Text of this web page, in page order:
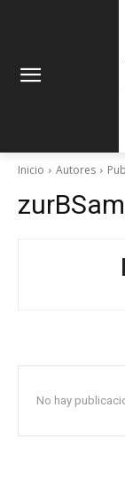
Inicio Autores
No hay